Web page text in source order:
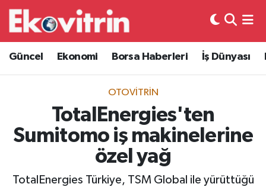
Güncel Ekonomi Borsa Haberleri İş Dünyası
OTOVITRIN
TotalEnergies'ten
Sumitomo iş makinelerine
özel yağ
TotalEnergies Türkiye, TSM Global ile yürüttüğü
Güncel
Ekonomi
Borsa Haberleri
İş Dünyası
Hava Durumu
Trafik Durumu
Süper Lig Puan Durumu ve Fikstür
Tüm Manşetler
Son Dakika Haberleri